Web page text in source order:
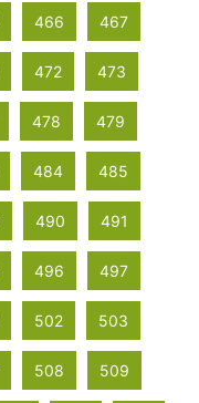
466 467
472 473
478 479
484 485
490 491
496 497
502 503
508 509